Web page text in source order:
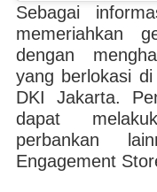
Sebagai
memeriahkan
dengan
yang berlokasi
DKI Jakarta.
dapat
perbankan
Engagement